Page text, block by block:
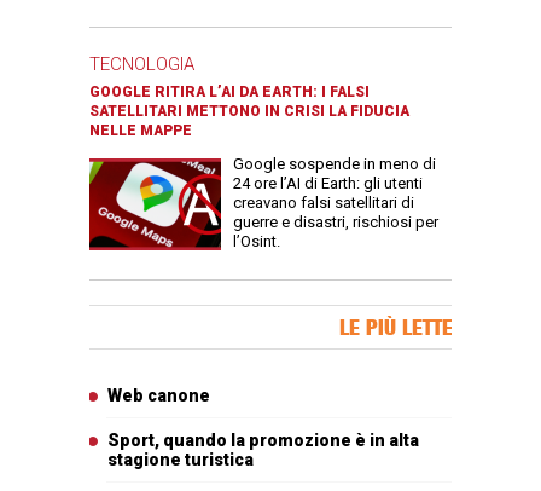
TECNOLOGIA
GOOGLE RITIRA L’AI DA EARTH: I FALSI
SATELLITARI METTONO IN CRISI LA FIDUCIA
NELLE MAPPE
Google sospende in meno di
24 ore l’AI di Earth: gli utenti
creavano falsi satellitari di
guerre e disastri, rischiosi per
l’Osint.
LE PIÙ LETTE
Web canone
Sport, quando la promozione è in alta
stagione turistica